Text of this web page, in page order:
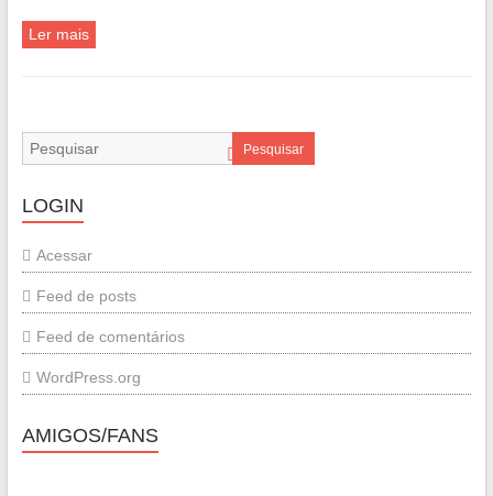
Ler mais
Pesquisar
LOGIN
Acessar
Feed de posts
Feed de comentários
WordPress.org
AMIGOS/FANS